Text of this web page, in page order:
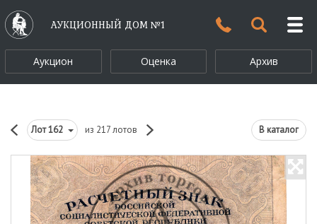
АУКЦИОННЫЙ ДОМ №1
Аукцион Оценка Архив
Лот162 из 217 лотов В каталог